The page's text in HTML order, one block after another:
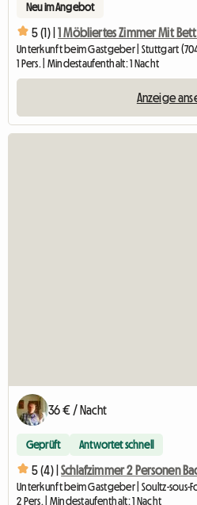
Neu im Angebot
5 (1) |
Unterkunft beim Gastgeber | Stuttgart
1 Pers. | Mindestaufenthalt: 1 Nacht
Anzeige
36 € / Nacht
Geprüft Antwortet schnell
5 (4) | Schlafzimmer 2 Personen
Unterkunft beim Gastgeber | Soultz-sous-
2 Pers. | Mindestaufenthalt: 1 Nacht